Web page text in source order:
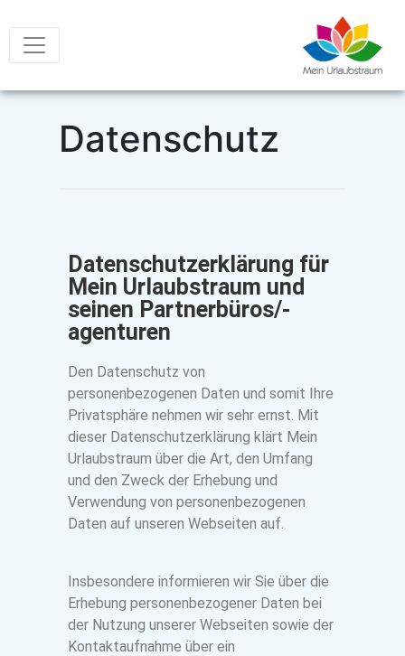
Datenschutz
Datenschutzerklärung für
Mein Urlaubstraum und
seinen Partnerbüros/-
agenturen
Den Datenschutz von
personenbezogenen Daten und somit Ihre
Privatsphäre nehmen wir sehr ernst. Mit
dieser Datenschutzerklärung klärt Mein
Urlaubstraum über die Art, den Umfang
und den Zweck der Erhebung und
Verwendung von personenbezogenen
Daten auf unseren Webseiten auf.
Insbesondere informieren wir Sie über die
Erhebung personenbezogener Daten bei
der Nutzung unserer Webseiten sowie der
Kontaktaufnahme über ein